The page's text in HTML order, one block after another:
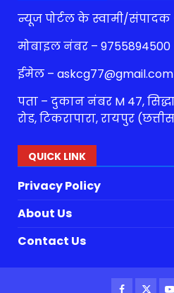
न्यूज पोर्टल के स्वामी/
मोबाइल नंबर – 9755894500
ईमेल – askcg77@gmail.com
पता – दुकान नंबर M 47,
रोड, टिकरापारा, रायपुर
QUICK LINK
Privacy Policy
About Us
Contact Us
Facebook
Twitter